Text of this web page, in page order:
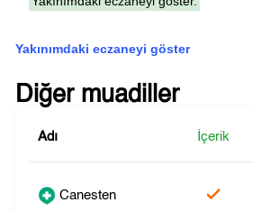
Yakınımdaki eczaneyi göster
Diğer muadiller
Adı İçerik
Canesten